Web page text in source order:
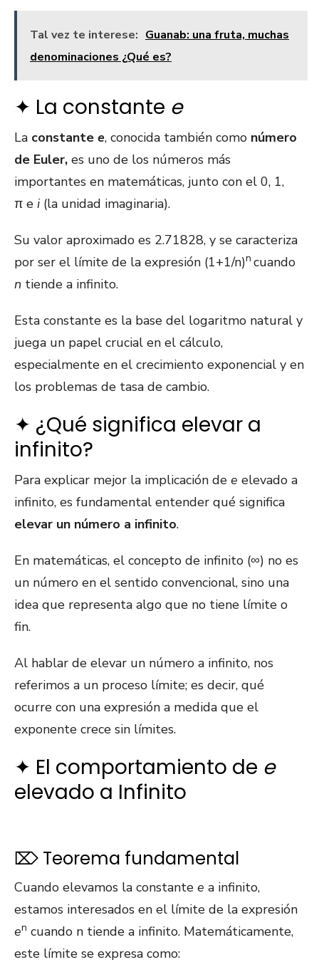
Tal vez te interese: Guanab: una fruta, muchas
denominaciones ¿Qué es?
✦ La constante e
La constante e, conocida también como número
de Euler, es uno de los números más
importantes en matemáticas, junto con el 0, 1,
π e i(la unidad imaginaria).
Su valor aproximado es 2.71828, y se caracteriza
por ser el límite de la expresión (1+1/n)n cuando
n tiende a infinito.
Esta constante es la base del logaritmo natural y
juega un papel crucial en el cálculo,
especialmente en el crecimiento exponencial y en
los problemas de tasa de cambio.
✦ ¿Qué significa elevar a
infinito?
Para explicar mejor la implicación de e elevado a
infinito, es fundamental entender qué significa
elevar un número a infinito.
En matemáticas, el concepto de infinito (∞) no es
un número en el sentido convencional, sino una
idea que representa algo que no tiene límite o
fin.
Al hablar de elevar un número a infinito, nos
referimos a un proceso límite; es decir, qué
ocurre con una expresión a medida que el
exponente crece sin límites.
✦ El comportamiento de e
elevado a Infinito
⌦ Teorema fundamental
Cuando elevamos la constante e a infinito,
estamos interesados en el límite de la expresión
en cuando n tiende a infinito. Matemáticamente,
este límite se expresa como: